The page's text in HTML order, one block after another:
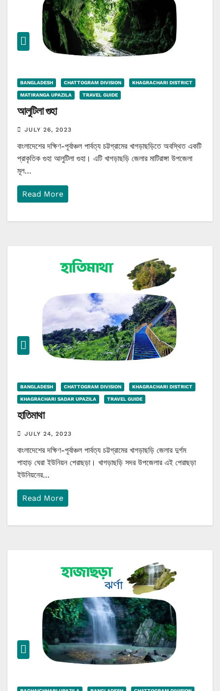
BANGLADESH CHATTOGRAM DIVISION KHAGRACHARI DISTRICT
MATIRANGA UPAZILA TRAVEL GUIDE
আলুটিলা গুহা
JULY 26, 2023
বাংলাদেশের দক্ষিণ-পূর্বাঞ্চল পার্বত্য চট্টগ্রামের খাগড়াছড়িতে অবস্থিত একটি
প্রাকৃতিক গুহা আলুটিলা গুহা। এটি খাগড়াছড়ি জেলার মাটিরাঙ্গা উপজেলা
মূল…
Read More
BANGLADESH CHATTOGRAM DIVISION KHAGRACHARI DISTRICT
KHAGRACHARI SADAR UPAZILA TRAVEL GUIDE
হাতিমাথা
JULY 24, 2023
বাংলাদেশের দক্ষিণ-পূর্বাঞ্চল পার্বত্য চট্টগ্রামের খাগড়াছড়ি জেলার দুর্গম
পাহাড় ঘেরা ইউনিয়ন পেরাছড়া। খাগড়াছড়ি সদর উপজেলার এই পেরাছড়া
ইউনিয়নের…
Read More